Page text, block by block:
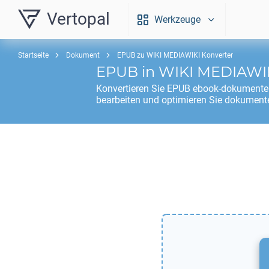
Vertopal Werkzeuge
Startseite Dokument EPUB zu WIKI MEDIAWIKI Konverter
EPUB in WIKI
Konvertieren Sie EPUB ebook-
bearbeiten und optimieren Sie